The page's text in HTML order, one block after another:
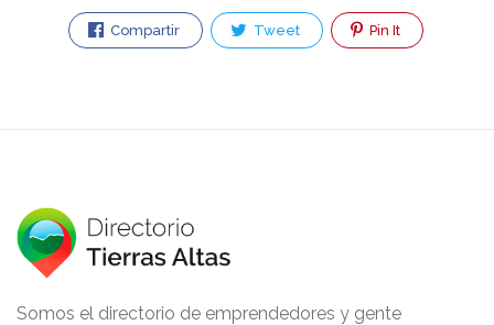
Compartir Tweet Pin It
Somos el directorio de emprendedores y gente